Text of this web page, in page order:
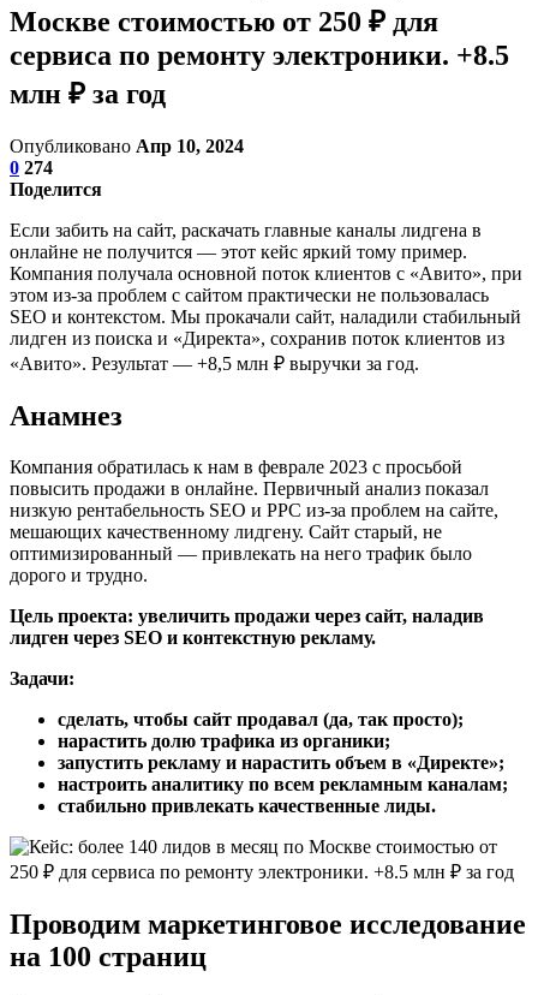
Москве стоимостью от 250 ₽ для
сервиса по ремонту электроники. +8.5
млн ₽ за год
Опубликовано Апр 10, 2024
0 274
Поделится
Если забить на сайт, раскачать главные каналы лидгена в
онлайне не получится — этот кейс яркий тому пример.
Компания получала основной поток клиентов с «Авито», при
этом из-за проблем с сайтом практически не пользовалась
SEO и контекстом. Мы прокачали сайт, наладили стабильный
лидген из поиска и «Директа», сохранив поток клиентов из
«Авито». Результат — +8,5 млн ₽ выручки за год.
Анамнез
Компания обратилась к нам в феврале 2023 с просьбой
повысить продажи в онлайне. Первичный анализ показал
низкую рентабельность SEO и PPC из-за проблем на сайте,
мешающих качественному лидгену. Сайт старый, не
оптимизированный — привлекать на него трафик было
дорого и трудно.
Цель проекта: увеличить продажи через сайт, наладив
лидген через SEO и контекстную рекламу.
Задачи:
сделать, чтобы сайт продавал (да, так просто);
нарастить долю трафика из органики;
запустить рекламу и нарастить объем в «Директе»;
настроить аналитику по всем рекламным каналам;
стабильно привлекать качественные лиды.
Проводим маркетинговое исследование
на 100 страниц